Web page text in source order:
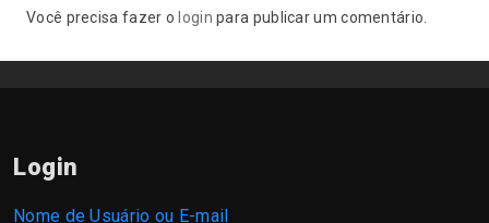
Você precisa fazer o login para publicar um comentário.
Login
Nome de Usuário ou E-mail